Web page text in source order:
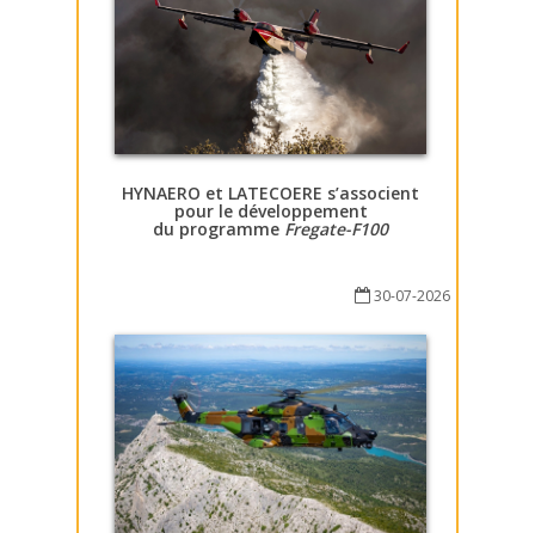
HYNAERO et LATECOERE s’associent
pour le développement
du programme Fregate-F100
30-07-2026